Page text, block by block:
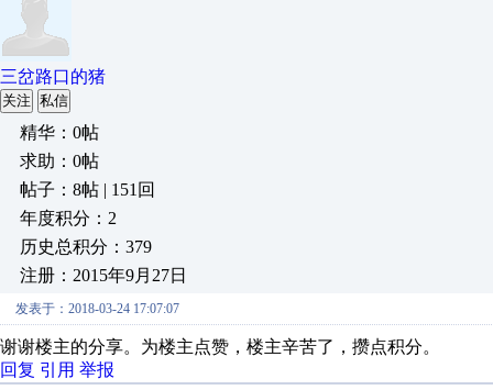
三岔路口的猪
关注 私信
精华：0帖
求助：0帖
帖子：8帖 | 151回
年度积分：2
历史总积分：379
注册：2015年9月27日
发表于：2018-03-24 17:07:07
谢谢楼主的分享。为楼主点赞，楼主辛苦了，攒点积分。
回复 引用 举报